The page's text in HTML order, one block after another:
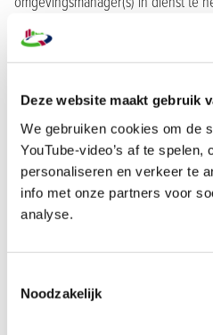
Deze website maakt gebruik
We gebruiken cookies om de
YouTube-video’s af te
personaliseren en verkeer te
info met onze partners voor
analyse.
Noodzakelijk
is verantwoordelijk voor
conditionering en
onze podcast. Meer informatie
Samenwerken met
Wij hebben onderzoek gedaan
bouwbedrijven en
opdrachtgever. Tegelijkertijd